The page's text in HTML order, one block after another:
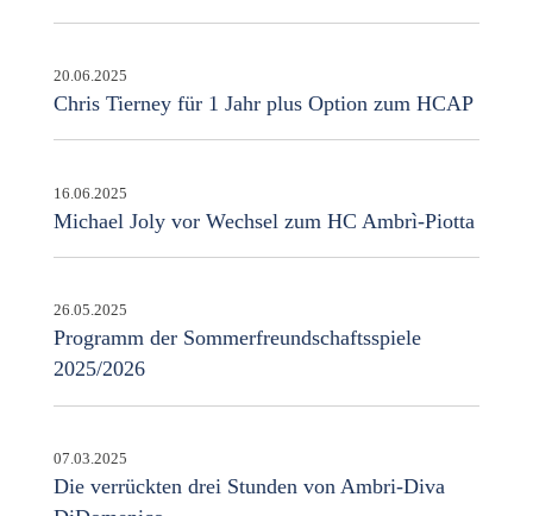
20.06.2025
Chris Tierney für 1 Jahr plus Option zum HCAP
16.06.2025
Michael Joly vor Wechsel zum HC Ambrì-Piotta
26.05.2025
Programm der Sommerfreundschaftsspiele
2025/2026
07.03.2025
Die verrückten drei Stunden von Ambri-Diva